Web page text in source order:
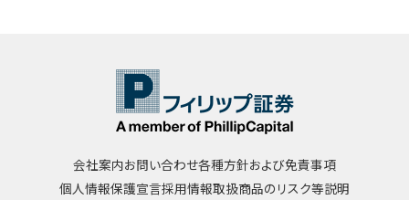
会社案内お問い合わせ各種方針および免責事項
個人情報保護宣言採用情報取扱商品のリスク等説明